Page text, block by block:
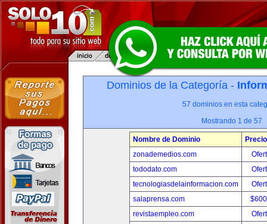
Dominios de la Categoría -
57 dominios en esta
Mostrando 1 de 57
Nombre de Dominio
Precio
zonademedios.com
tododato.com
tecnologiasdelainformacion.com
salaprensa.com
revistaempleo.com